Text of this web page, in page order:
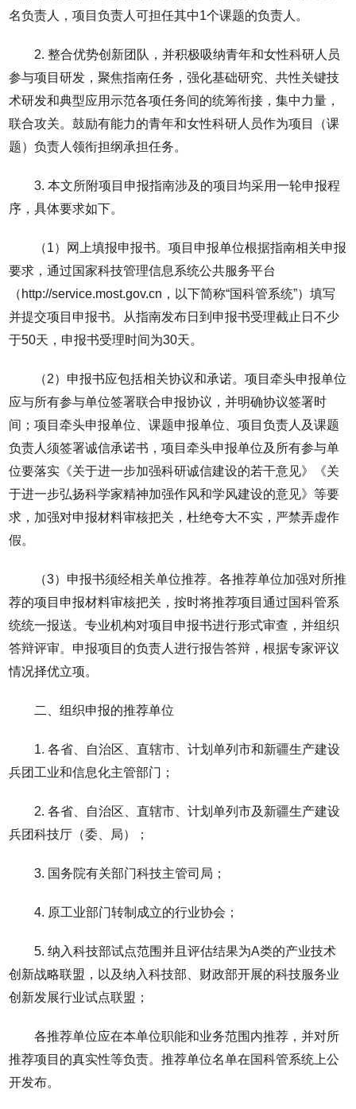
名负责人，项目负责人可担任其中1个课题的负责人。
2. 整合优势创新团队，并积极吸纳青年和女性科研人员
参与项目研发，聚焦指南任务，强化基础研究、共性关键技
术研发和典型应用示范各项任务间的统筹衔接，集中力量，
联合攻关。鼓励有能力的青年和女性科研人员作为项目（课
题）负责人领衔担纲承担任务。
3. 本文所附项目申报指南涉及的项目均采用一轮申报程
序，具体要求如下。
（1）网上填报申报书。项目申报单位根据指南相关申报
要求，通过国家科技管理信息系统公共服务平台
（http://service.most.gov.cn，以下简称“国科管系统”）填写
并提交项目申报书。从指南发布日到申报书受理截止日不少
于50天，申报书受理时间为30天。
（2）申报书应包括相关协议和承诺。项目牵头申报单位
应与所有参与单位签署联合申报协议，并明确协议签署时
间；项目牵头申报单位、课题申报单位、项目负责人及课题
负责人须签署诚信承诺书，项目牵头申报单位及所有参与单
位要落实《关于进一步加强科研诚信建设的若干意见》《关
于进一步弘扬科学家精神加强作风和学风建设的意见》等要
求，加强对申报材料审核把关，杜绝夸大不实，严禁弄虚作
假。
（3）申报书须经相关单位推荐。各推荐单位加强对所推
荐的项目申报材料审核把关，按时将推荐项目通过国科管系
统统一报送。专业机构对项目申报书进行形式审查，并组织
答辩评审。申报项目的负责人进行报告答辩，根据专家评议
情况择优立项。
二、组织申报的推荐单位
1. 各省、自治区、直辖市、计划单列市和新疆生产建设
兵团工业和信息化主管部门；
2. 各省、自治区、直辖市、计划单列市及新疆生产建设
兵团科技厅（委、局）；
3. 国务院有关部门科技主管司局；
4. 原工业部门转制成立的行业协会；
5. 纳入科技部试点范围并且评估结果为A类的产业技术
创新战略联盟，以及纳入科技部、财政部开展的科技服务业
创新发展行业试点联盟；
各推荐单位应在本单位职能和业务范围内推荐，并对所
推荐项目的真实性等负责。推荐单位名单在国科管系统上公
开发布。